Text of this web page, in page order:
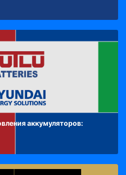
аккумуляторов: